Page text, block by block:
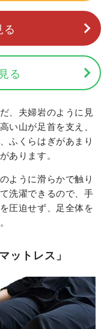
る
、夫婦岩のように見
い山が足首を支え、
ふくらはぎがあまり
あります。
ように滑らかで触り
洗濯できるので、手
圧迫せず、足全体を
ットレス」